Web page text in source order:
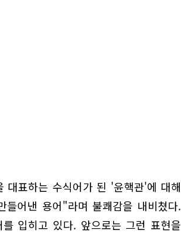
대표하는 수식어가 된 '윤핵관'에 대해
어낸 용어"라며 불쾌감을 내비쳤다.
입히고 있다. 앞으로는 그런 표현을